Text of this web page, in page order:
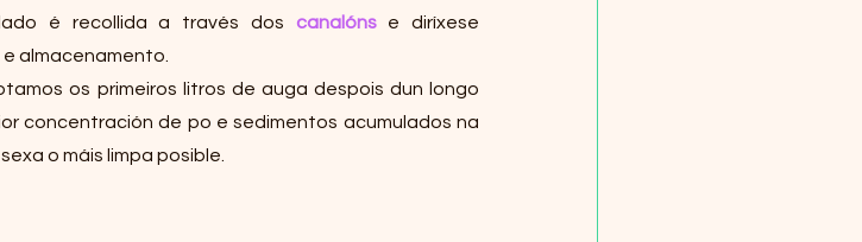
é recollida a través dos canalóns e diríxese
almacenamento.
os primeiros litros de auga despois dun longo
concentración de po e sedimentos acumulados na
o máis limpa posible.